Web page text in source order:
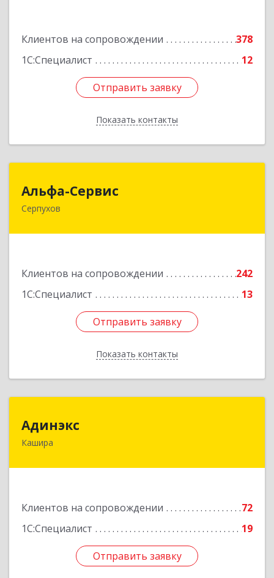
Клиентов на сопровождении
378
1С:Специалист
12
Отправить заявку
Показать контакты
Отправить заявку
Назад
Альфа-Сервис
Серпухов
Клиентов на сопровождении
242
1С:Специалист
13
Отправить заявку
Показать контакты
Отправить заявку
Назад
Адинэкс
Кашира
Клиентов на сопровождении
72
1С:Специалист
19
Отправить заявку
142900, Московская обл, г.о. Кашира, Кашира г,
Отправить заявку